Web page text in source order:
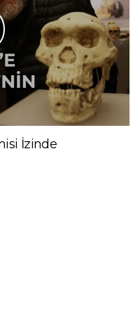
İzinde